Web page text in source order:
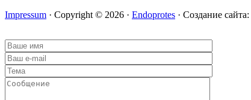
Impressum · Copyright © 2026 · Endoprotes · Создание сайта: